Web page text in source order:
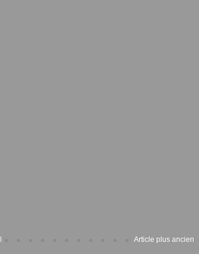
Article plus ancien